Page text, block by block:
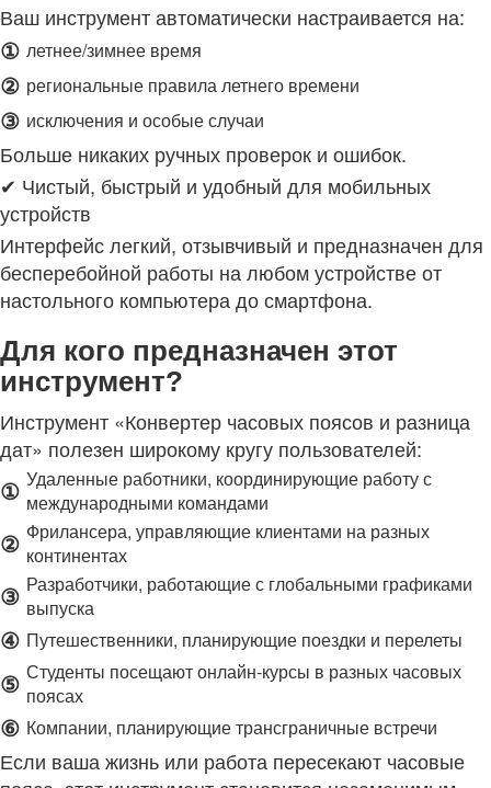
Ваш инструмент автоматически настраивается на:
① летнее/зимнее время
② региональные правила летнего времени
③ исключения и особые случаи
Больше никаких ручных проверок и ошибок.
✔ Чистый, быстрый и удобный для мобильных
устройств
Интерфейс легкий, отзывчивый и предназначен для
бесперебойной работы на любом устройстве от
настольного компьютера до смартфона.
Для кого предназначен этот
инструмент?
Инструмент «Конвертер часовых поясов и разница
дат» полезен широкому кругу пользователей:
① Удаленные работники, координирующие работу с
международными командами
② Фрилансера, управляющие клиентами на разных
континентах
③ Разработчики, работающие с глобальными графиками
выпуска
④ Путешественники, планирующие поездки и перелеты
⑤ Студенты посещают онлайн-курсы в разных часовых
поясах
⑥ Компании, планирующие трансграничные встречи
Если ваша жизнь или работа пересекают часовые